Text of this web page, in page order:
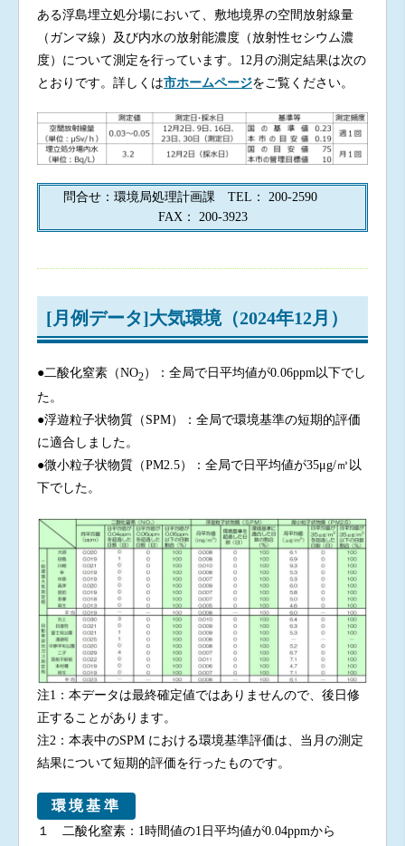
ある浮島埋立処分場において、敷地境界の空間放射線量
（ガンマ線）及び内水の放射能濃度（放射性セシウム濃
度）について測定を行っています。12月の測定結果は次の
とおりです。詳しくは市ホームページをご覧ください。
問合せ：環境局処理計画課 TEL： 200-2590
FAX： 200-3923
[月例データ]大気環境（2024年12月）
●二酸化窒素（NO2）：全局で日平均値が0.06ppm以下でし
た。
●浮遊粒子状物質（SPM）：全局で環境基準の短期的評価
に適合しました。
●微小粒子状物質（PM2.5）：全局で日平均値が35μg/㎥以
下でした。
注1：本データは最終確定値ではありませんので、後日修
正することがあります。
注2：本表中のSPM における環境基準評価は、当月の測定
結果について短期的評価を行ったものです。
環境基準
１ 二酸化窒素：1時間値の1日平均値が0.04ppmから